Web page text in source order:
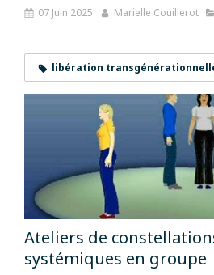
07 Juin 2025 Marielle Couillerot
libération
Ateliers de
systémiques en groupe